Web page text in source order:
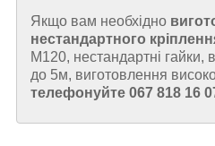
Якщо вам необхідно
нестандартного
М120, нестандартні гайки,
до 5м, виготовлення
телефонуйте 067 818 16